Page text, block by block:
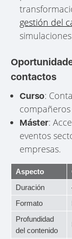
gestión del
contactos
Curso:
Máster:
eventos
empresas.
Aspecto
Duración
Formato
Profundidad
del contenido